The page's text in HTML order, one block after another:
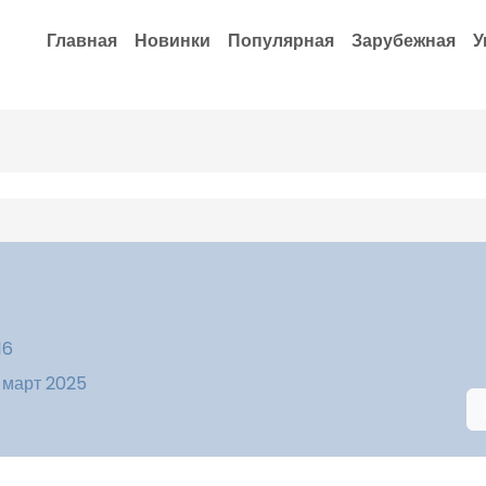
Главная Новинки Популярная Зарубежная
2025